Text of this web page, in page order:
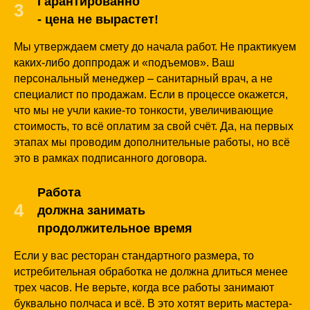
3
- цена не вырастет!
Мы утверждаем смету до начала работ. Не практикуем
каких-либо доппродаж и «подъемов». Ваш
персональный менеджер – санитарный врач, а не
специалист по продажам. Если в процессе окажется,
что мы не учли какие-то тонкости, увеличивающие
стоимость, то всё оплатим за свой счёт. Да, на первых
этапах мы проводим дополнительные работы, но всё
это в рамках подписанного договора.
4
Работа
должна занимать
продолжительное время
Если у вас ресторан стандартного размера, то
истребительная обработка не должна длиться менее
трех часов. Не верьте, когда все работы занимают
буквально полчаса и всё. В это хотят верить мастера-